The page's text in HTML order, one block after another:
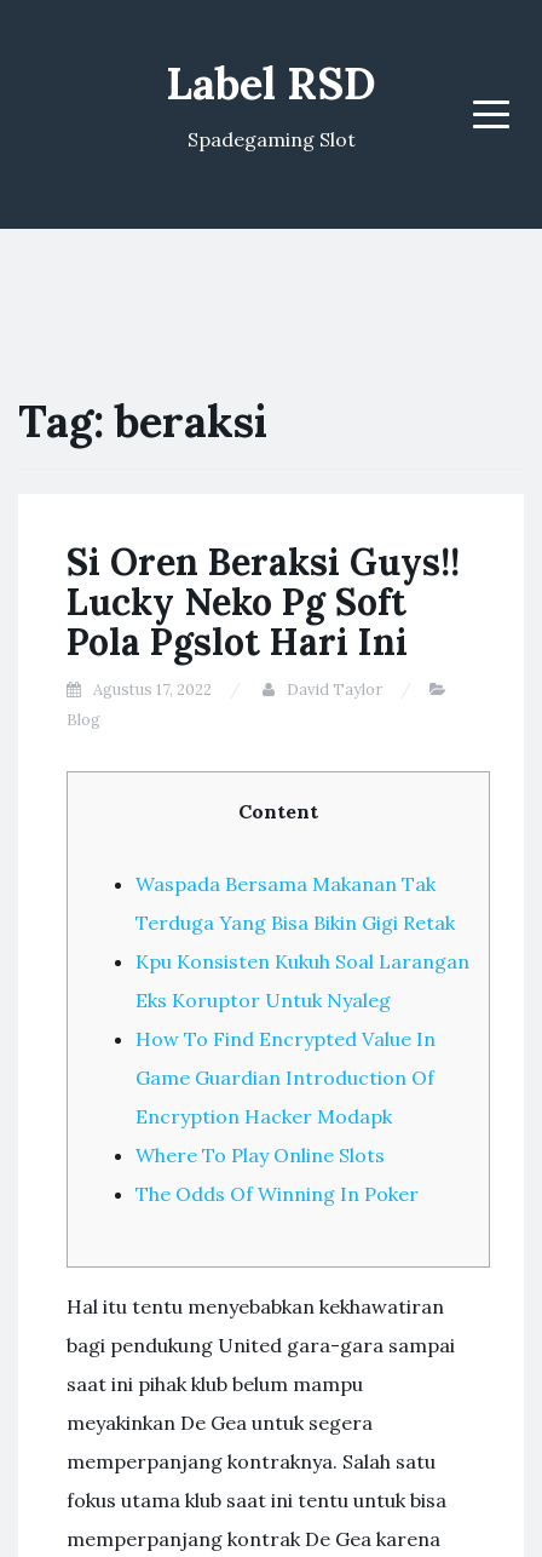
Label RSD
Spadegaming Slot
Menu
Tag:beraksi
Si Oren Beraksi Guys!!
Lucky Neko Pg Soft
Pola Pgslot Hari Ini
Agustus 17, 2022
David Taylor
Blog
Content
Waspada Bersama Makanan Tak
Terduga Yang Bisa Bikin Gigi Retak
Kpu Konsisten Kukuh Soal Larangan
Eks Koruptor Untuk Nyaleg
How To Find Encrypted Value In
Game Guardian Introduction Of
Encryption Hacker Modapk
Where To Play Online Slots
The Odds Of Winning In Poker
Hal itu tentu menyebabkan kekhawatiran
bagi pendukung United gara-gara sampai
saat ini pihak klub belum mampu
meyakinkan De Gea untuk segera
memperpanjang kontraknya. Salah satu
fokus utama klub saat ini tentu untuk bisa
memperpanjang kontrak De Gea karena